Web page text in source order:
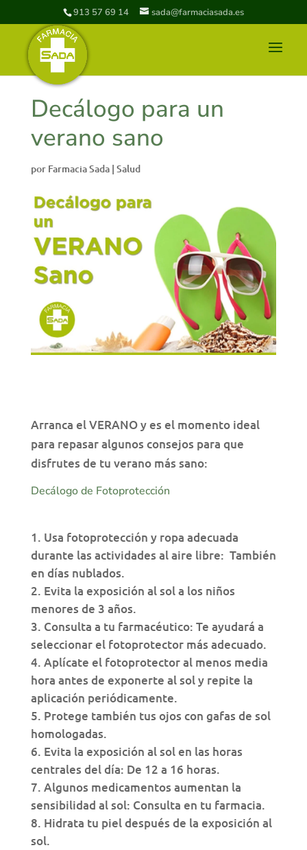
913 57 69 14 sada@farmaciasada.es
Decálogo para un
verano sano
por Farmacia Sada| Salud
Arranca el VERANO y es el momento ideal
para repasar algunos consejos para que
disfrutes de tu verano más sano:
Decálogo de Fotoprotección
Usa fotoprotección y ropa adecuada
durante las actividades al aire libre: También
en días nublados.
Evita la exposición al sol a los niños
menores de 3 años.
Consulta a tu farmacéutico: Te ayudará a
seleccionar el fotoprotector más adecuado.
Aplícate el fotoprotector al menos media
hora antes de exponerte al sol y repite la
aplicación periódicamente.
Protege también tus ojos con gafas de sol
homologadas.
Evita la exposición al sol en las horas
centrales del día: De 12 a 16 horas.
Algunos medicamentos aumentan la
sensibilidad al sol: Consulta en tu farmacia.
Hidrata tu piel después de la exposición al
sol.